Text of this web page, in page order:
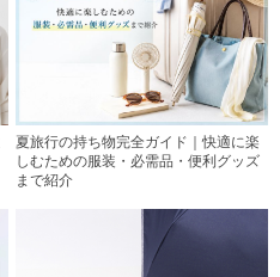
夏旅行の持ち物完全ガイド｜快適に楽
しむための服装・必需品・便利グッズ
まで紹介